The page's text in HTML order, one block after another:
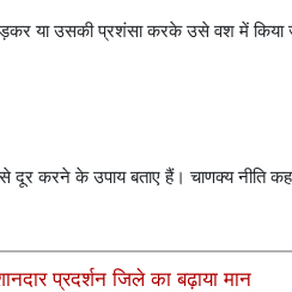
या उसकी प्रशंसा करके उसे वश में किया
दूर करने के उपाय बताए हैं। चाणक्य नीति
प्रदर्शन जिले का बढ़ाया मान